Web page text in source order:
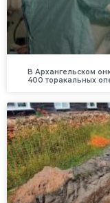
В Архангельском
400 торакальных